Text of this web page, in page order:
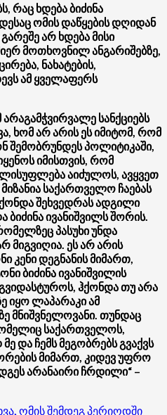
რაც ხდება ბიძინა
ომის დაწყების დღიდან
არ ხდება მისი
მოთხოვნილ ანგარიშებზე,
ნახატების,
ამ ყველაფერს
სანქციებს
ხომ არ არის ეს იმიტომ, რომ
შემობრუნდეს პოლიტიკაში,
იმისთვის, რომ
აიძულოს, ავყვეთ
საქართველო ჩაებას
შეხვედრას ადგილი
ივანიშვილს შორის.
პასუხი უნდა
მიგვიღია. ეს არ არის
კენი დეგნანის მიმართ,
ბიძინა ივანიშვილის
ჰქონდა თუ არა
იყო ლაპარაკი ამ
მნიშვნელოვანი. თუნდაც
საქართველოს,
და ჩემს მეგობრებს გვაქვს
მიმართ, კიდევ უფრო
არანაირი ჩრდილი“ –
ომის შემდეგ პერიოდში